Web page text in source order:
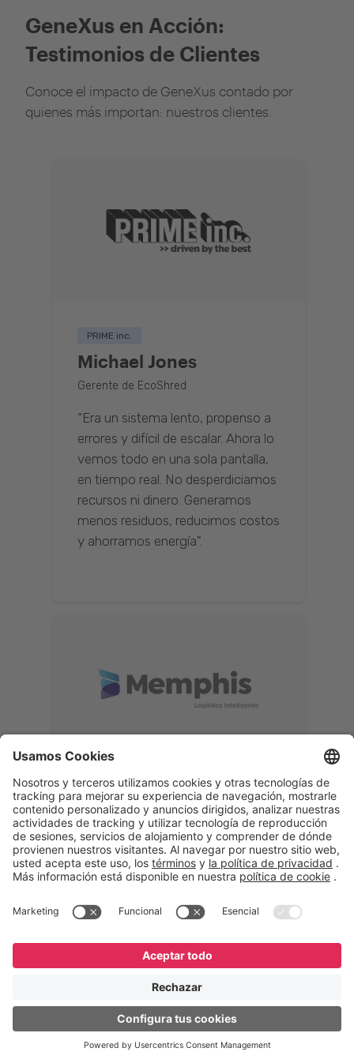
GeneXus en Acción:
Testimonios de Clientes
Conoce el impacto de GeneXus contado por
quienes más importan: nuestros clientes.
PRIME inc.
Michael Jones
Gerente de EcoShred
“Era un sistema lento, propenso a
errores y difícil de escalar. Ahora lo
vemos todo en una sola pantalla,
en tiempo real. No desperdiciamos
recursos ni dinero. Generamos
menos residuos, reducimos costos
y ahorramos energía".
Memphis
Eduardo Ribeiro
CEO
“Con GeneXus desarrollamos una
acompañar todas las etapas de la
verificar, analizar, reacondicionar y
garantizando calidad y reduciendo
costos”.